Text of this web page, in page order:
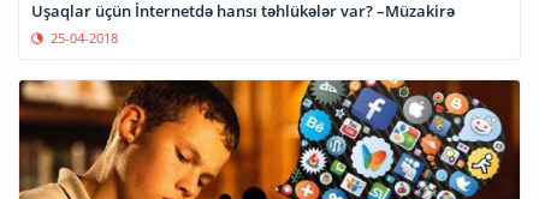
Uşaqlar üçün İnternetdə hansı təhlükələr var? –Müzakirə
25-04-2018